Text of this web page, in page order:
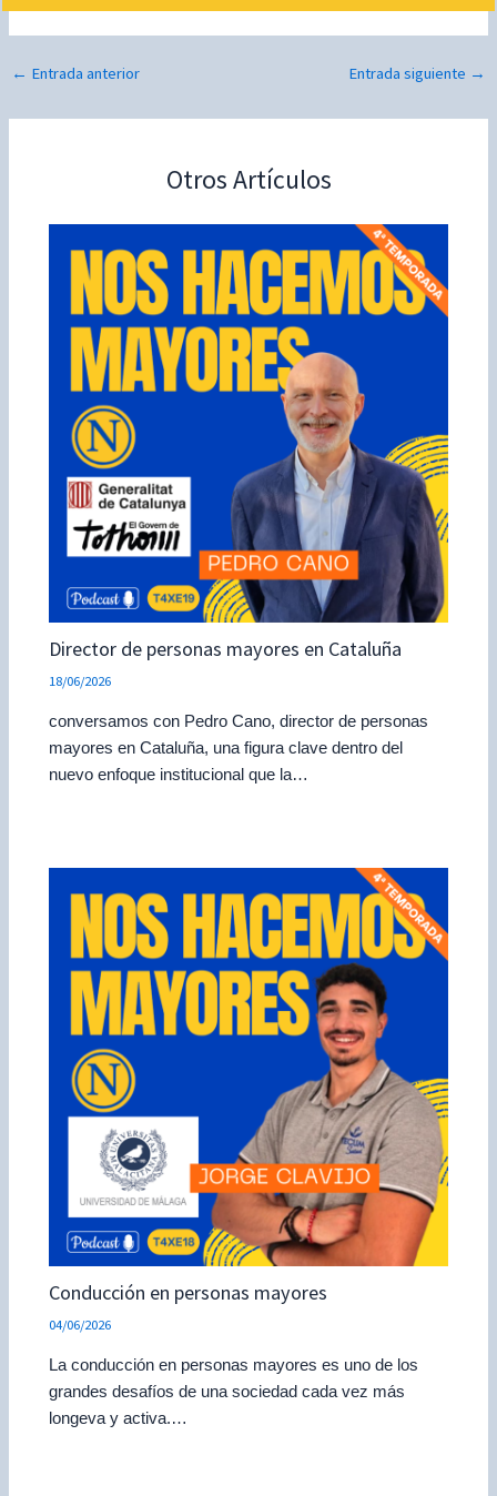
← Entrada anterior Entrada siguiente →
Otros Artículos
Director de personas mayores en Cataluña
18/06/2026
conversamos con Pedro Cano, director de personas
mayores en Cataluña, una figura clave dentro del
nuevo enfoque institucional que la…
Conducción en personas mayores
04/06/2026
La conducción en personas mayores es uno de los
grandes desafíos de una sociedad cada vez más
longeva y activa.…